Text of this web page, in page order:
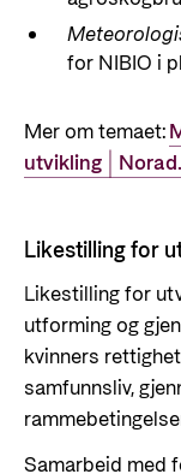
for NIBIO i
Mer om temaet:
utvikling |
Likestilling for
Likestilling for
utforming og
kvinners
samfunnsliv,
Samarbeid med